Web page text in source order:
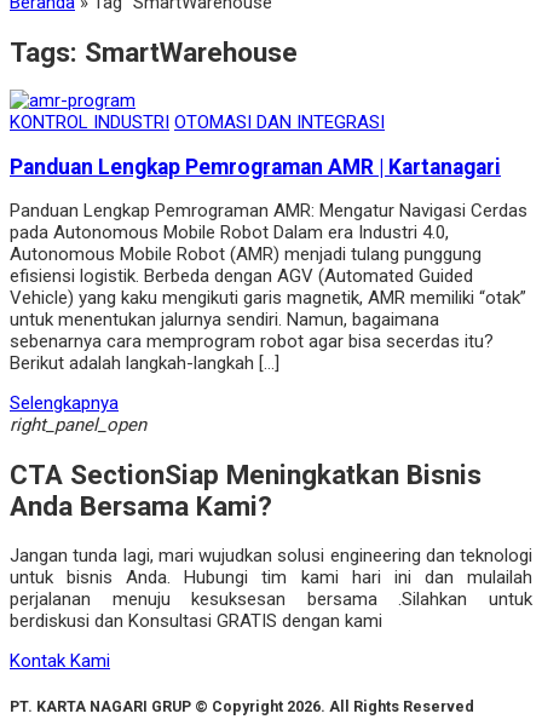
Tags: SmartWarehouse
KONTROL INDUSTRI OTOMASI DAN INTEGRASI
Panduan Lengkap Pemrograman AMR | Kartanagari
Panduan Lengkap Pemrograman AMR: Mengatur Navigasi Cerdas
pada Autonomous Mobile Robot Dalam era Industri 4.0,
Autonomous Mobile Robot (AMR) menjadi tulang punggung
efisiensi logistik. Berbeda dengan AGV (Automated Guided
Vehicle) yang kaku mengikuti garis magnetik, AMR memiliki “otak”
untuk menentukan jalurnya sendiri. Namun, bagaimana
sebenarnya cara memprogram robot agar bisa secerdas itu?
Berikut adalah langkah-langkah […]
Selengkapnya
right_panel_open
CTA SectionSiap Meningkatkan Bisnis
Anda Bersama Kami?
Jangan tunda lagi, mari wujudkan solusi engineering dan teknologi
untuk bisnis Anda. Hubungi tim kami hari ini dan mulailah
perjalanan menuju kesuksesan bersama .Silahkan untuk
berdiskusi dan Konsultasi GRATIS dengan kami
Kontak Kami
PT. KARTA NAGARI GRUP © Copyright 2026. All Rights Reserved